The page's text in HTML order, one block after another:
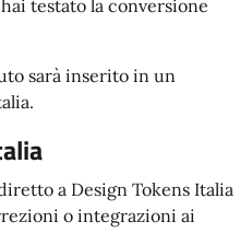
testato la conversione
sarà inserito in un
a Design Tokens Italia
o integrazioni ai